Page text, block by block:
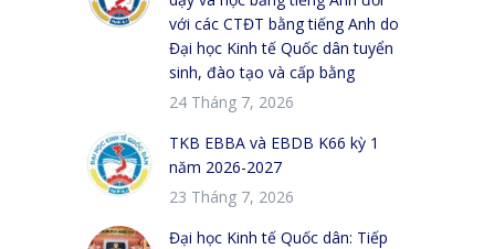
với các CTĐT bằng tiếng Anh do
Đại học Kinh tế Quốc dân tuyển
sinh, đào tạo và cấp bằng
24 Tháng 7, 2026
TKB EBBA và EBDB K66 kỳ 1
năm 2026-2027
23 Tháng 7, 2026
Đại học Kinh tế Quốc dân: Tiếp